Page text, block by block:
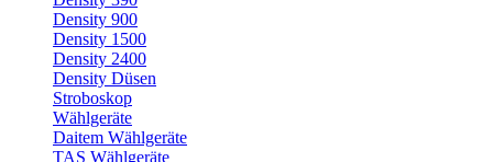
Density 900
Density 1500
Density 2400
Density Düsen
Stroboskop
Wählgeräte
Daitem Wählgeräte
TAS Wählgeräte